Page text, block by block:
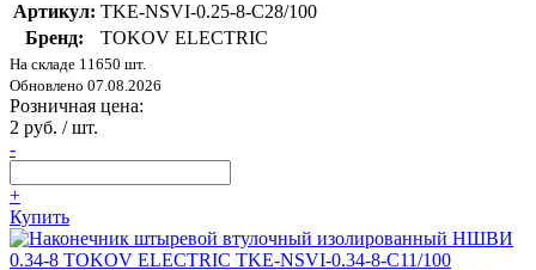
Артикул: TKE-NSVI-0.25-8-C28/100
Бренд:
TOKOV ELECTRIC
На складе 11650 шт.
Обновлено 07.08.2026
Розничная цена:
2 руб. / шт.
-
+
Купить